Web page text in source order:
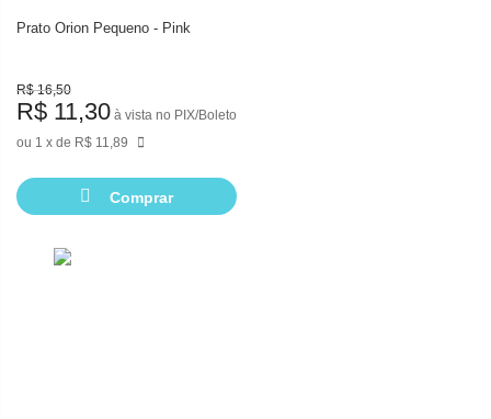
Prato Orion Pequeno - Pink
R$ 16,50
1 de R$ 11,89
R$ 11,30 à vista no PIX/Boleto
Comprar